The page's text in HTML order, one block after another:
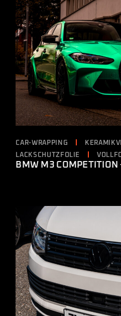
CAR-WRAPPING
LACKSCHUTZFOLIE
BMW M3 COMPETITION